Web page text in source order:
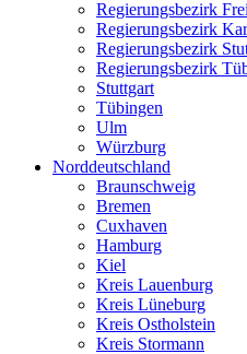
Regierungsbezirk
Regierungsbezirk
Regierungsbezirk
Regierungsbezirk
Stuttgart
Tübingen
Ulm
Würzburg
Norddeutschland
Braunschweig
Bremen
Cuxhaven
Hamburg
Kiel
Kreis Lauenburg
Kreis Lüneburg
Kreis Ostholstein
Kreis Stormann